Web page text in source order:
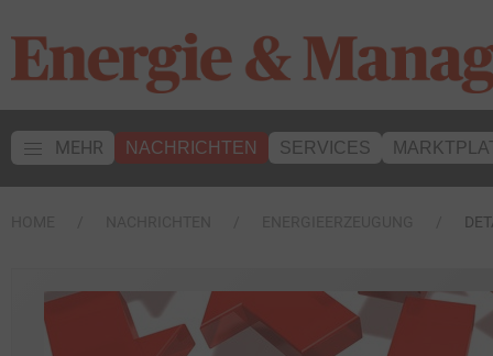
MEHR NACHRICHTEN SERVICES